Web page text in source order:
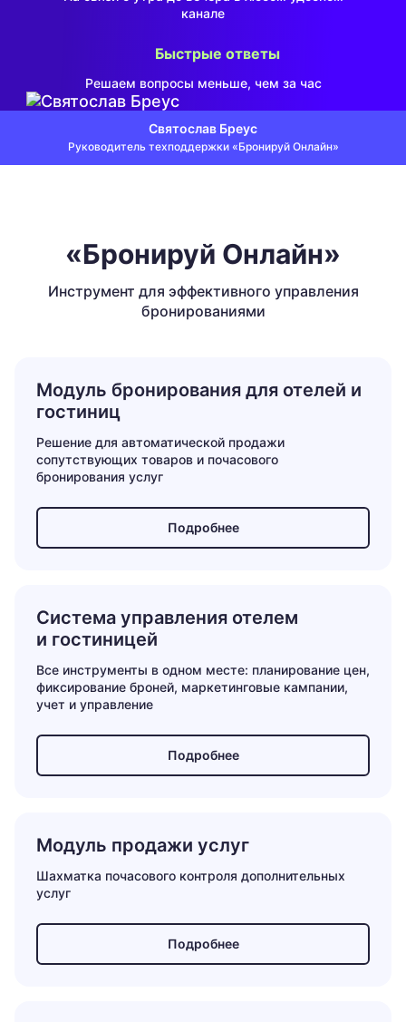
канале
Быстрые ответы
Решаем вопросы меньше, чем за час
Святослав Бреус
Руководитель техподдержки «Бронируй Онлайн»
«Бронируй Онлайн»
Инструмент для эффективного управления
бронированиями
Модуль бронирования для отелей и
гостиниц
Решение для автоматической продажи
сопутствующих товаров и почасового
бронирования услуг
Подробнее
Система управления отелем
и гостиницей
Все инструменты в одном месте: планирование цен,
фиксирование броней, маркетинговые кампании,
учет и управление
Подробнее
Модуль продажи услуг
Шахматка почасового контроля дополнительных
услуг
Подробнее